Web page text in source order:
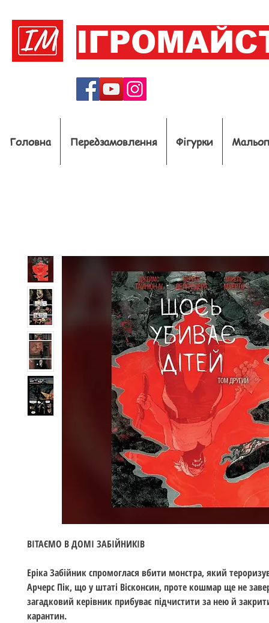
Головна Передзамовлення Фігурки
ВІТАЄМО В ДОМІ ЗАБІЙНИКІВ
Еріка Забійник спромоглася вбити монстра, який
Арчерс Пік, що у штаті Вісконсин, проте кошмар ще не
загадковий керівник прибуває підчистити за нею й
карантин.